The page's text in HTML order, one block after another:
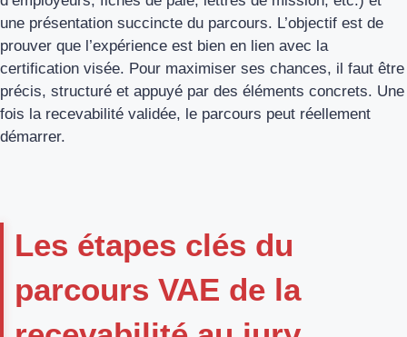
une présentation succincte du parcours. L’objectif est de
prouver que l’expérience est bien en lien avec la
certification visée. Pour maximiser ses chances, il faut être
précis, structuré et appuyé par des éléments concrets. Une
fois la recevabilité validée, le parcours peut réellement
démarrer.
Les étapes clés du
parcours VAE de la